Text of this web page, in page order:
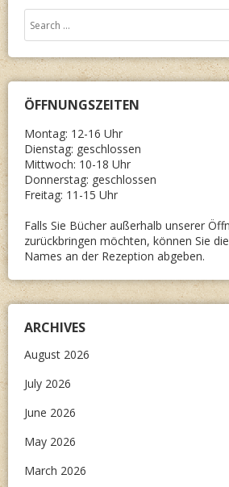
Search
for:
ÖFFNUNGSZEITEN
Montag: 12-16 Uhr
Dienstag: geschlossen
Mittwoch: 10-18 Uhr
Donnerstag: geschlossen
Freitag: 11-15 Uhr
Falls Sie Bücher außerhalb unserer
zurückbringen möchten, können Sie
Names an der Rezeption abgeben.
ARCHIVES
August 2026
July 2026
June 2026
May 2026
March 2026